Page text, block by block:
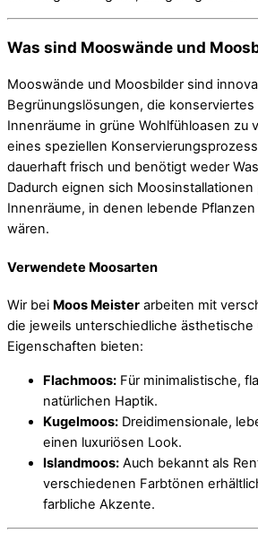
Was sind Mooswände und
Mooswände und Moosbilder sind
Begrünungslösungen, die
Innenräume in grüne Wohlfühloasen zu
eines speziellen
dauerhaft frisch und benötigt weder
Dadurch eignen sich
Innenräume, in denen lebende
wären.
Verwendete Moosarten
Wir bei Moos Meister arbeiten mit
die jeweils unterschiedliche ästhetische
Eigenschaften bieten:
Flachmoos: Für minimalistische,
natürlichen Haptik.
Kugelmoos: Dreidimensionale,
einen luxuriösen Look.
Islandmoos: Auch bekannt als
verschiedenen Farbtönen
farbliche Akzente.